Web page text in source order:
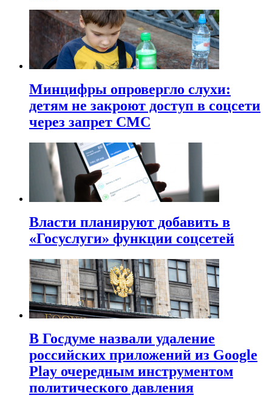
Минцифры опровергло слухи:
детям не закроют доступ в соцсети
через запрет СМС
Власти планируют добавить в
«Госуслуги» функции соцсетей
В Госдуме назвали удаление
российских приложений из Google
Play очередным инструментом
политического давления